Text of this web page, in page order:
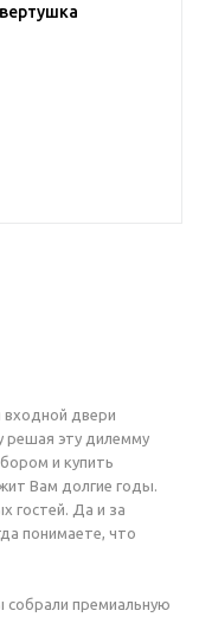
входной двери
решая эту дилемму
и купить
Вам долгие годы.
гостей. Да и за
понимаете, что
премиальную